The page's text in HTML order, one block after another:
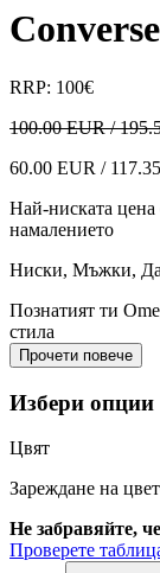
RRP: 100€
100.00 EUR /
60.00 EUR /
Най-ниската
намалението
Ниски, Мъжки,
Познатият ти
стила
Прочети повече
Избери опции
Цвят
Зареждане на
Не забравяйте,
Проверете